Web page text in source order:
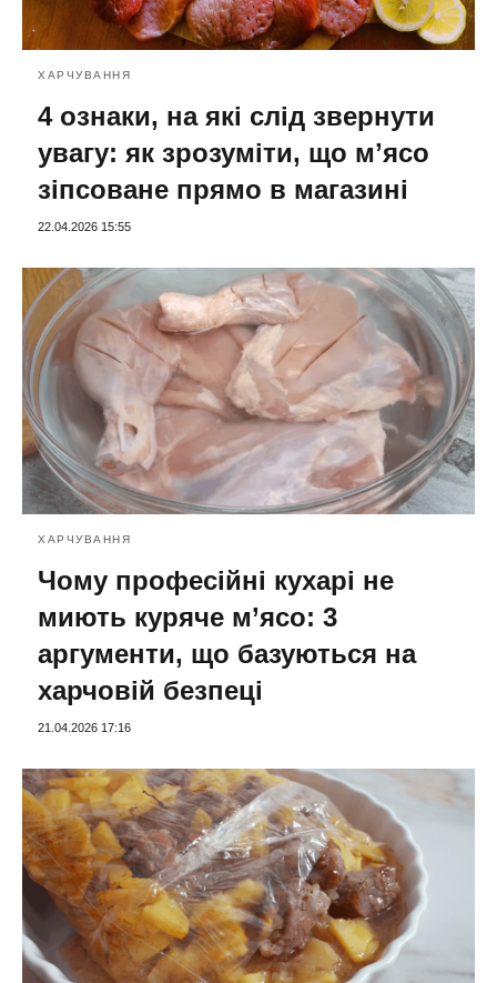
ХАРЧУВАННЯ
4 ознаки, на які слід звернути
увагу: як зрозуміти, що мʼясо
зіпсоване прямо в магазині
22.04.2026 15:55
ХАРЧУВАННЯ
Чому професійні кухарі не
миють куряче м’ясо: 3
аргументи, що базуються на
харчовій безпеці
21.04.2026 17:16